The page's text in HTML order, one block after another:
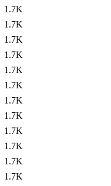
1.7K
1.7K
1.7K
1.7K
1.7K
1.7K
1.7K
1.7K
1.7K
1.7K
1.7K
1.7K